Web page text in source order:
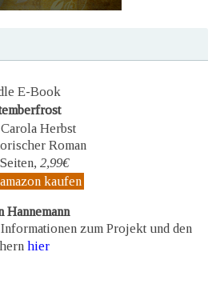
E-Book
Herbst
Roman
2,99€
kaufen
Hannemann
zum Projekt und den
hier